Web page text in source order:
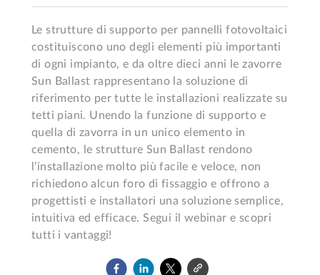
Le strutture di supporto per pannelli fotovoltaici
costituiscono uno degli elementi più importanti
di ogni impianto, e da oltre dieci anni le zavorre
Sun Ballast rappresentano la soluzione di
riferimento per tutte le installazioni realizzate su
tetti piani. Unendo la funzione di supporto e
quella di zavorra in un unico elemento in
cemento, le strutture Sun Ballast rendono
l’installazione molto più facile e veloce, non
richiedono alcun foro di fissaggio e offrono a
progettisti e installatori una soluzione semplice,
intuitiva ed efficace. Segui il webinar e scopri
tutti i vantaggi!